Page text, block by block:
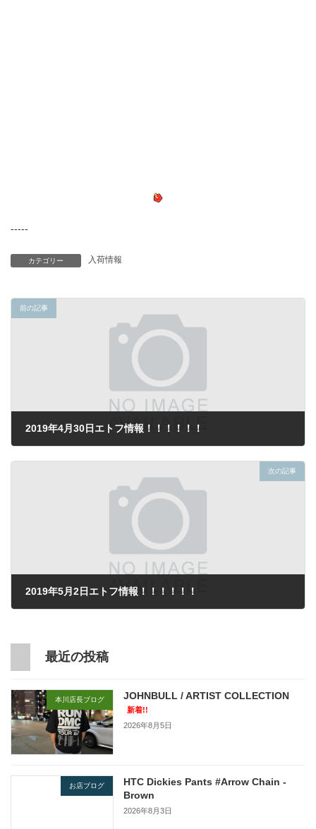
-----
カテゴリー 入荷情報
前の記事
2019年4月30日エトフ情報！！！！！！
次の記事
2019年5月2日エトフ情報！！！！！！
最近の投稿
本川店長ブログ JOHNBULL / ARTIST COLLECTION
新着!!
2026年8月5日
お店ブログ
HTC Dickies Pants #Arrow Chain -
Brown
2026年8月3日